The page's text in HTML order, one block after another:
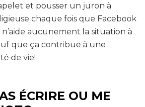
et pousser un juron à
chaque fois que Facebook
n’aide aucunement la situation à
que ça contribue à une
de vie!
ÉCRIRE OU ME